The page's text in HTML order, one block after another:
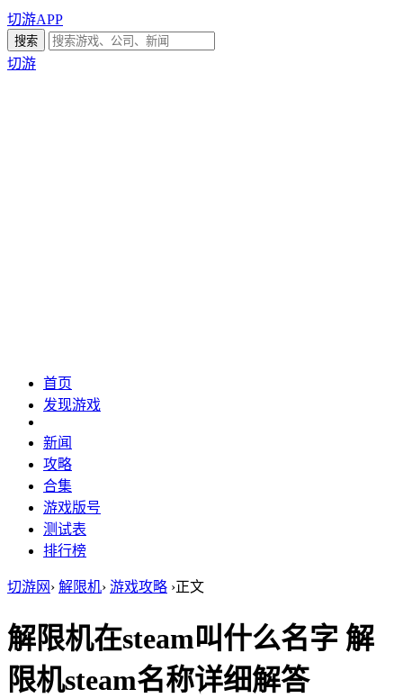
切游APP
切游
首页
发现游戏
新闻
攻略
合集
游戏版号
测试表
排行榜
切游网 › 解限机› 游戏攻略 ›正文
解限机在steam叫什么名字 解
限机steam名称详细解答